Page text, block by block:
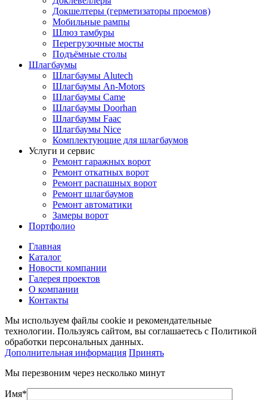
Докшелтеры (герметизаторы проемов)
Мобильные рампы
Шлюз тамбуры
Перегрузочные мосты
Подъёмные столы
Шлагбаумы
Шлагбаумы Alutech
Шлагбаумы An-Motors
Шлагбаумы Came
Шлагбаумы Doorhan
Шлагбаумы Faac
Шлагбаумы Nice
Комплектующие для шлагбаумов
Услуги и сервис
Ремонт гаражных ворот
Ремонт откатных ворот
Ремонт распашных ворот
Ремонт шлагбаумов
Ремонт автоматики
Замеры ворот
Портфолио
Главная
Каталог
Новости компании
Галерея проектов
О компании
Контакты
Мы используем файлы cookie и рекомендательные
технологии. Пользуясь сайтом, вы соглашаетесь с Политикой
обработки персональных данных.
Дополнительная информация Принять
Мы перезвоним через несколько минут
Имя*